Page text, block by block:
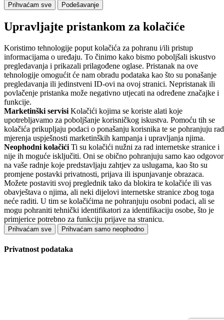
Prihvaćam sve Podešavanje
Upravljajte pristankom za kolačiće
Koristimo tehnologije poput kolačića za pohranu i/ili pristup
informacijama o uređaju. To činimo kako bismo poboljšali iskustvo
pregledavanja i prikazali prilagođene oglase. Pristanak na ove
tehnologije omogućit će nam obradu podataka kao što su ponašanje
pregledavanja ili jedinstveni ID-ovi na ovoj stranici. Nepristanak ili
povlačenje pristanka može negativno utjecati na određene značajke i
funkcije.
Marketinški servisi Kolačići kojima se koriste alati koje
upotrebljavamo za poboljšanje korisničkog iskustva. Pomoću tih se
kolačića prikupljaju podaci o ponašanju korisnika te se pohranjuju
mjerenja uspješnosti marketinških kampanja i upravljanja njima.
Neophodni kolačići Ti su kolačići nužni za rad internetske stranice i
nije ih moguće isključiti. Oni se obično pohranjuju samo kao odgovor
na vaše radnje koje predstavljaju zahtjev za uslugama, kao što su
promjene postavki privatnosti, prijava ili ispunjavanje obrazaca.
Možete postaviti svoj preglednik tako da blokira te kolačiće ili vas
obavještava o njima, ali neki dijelovi internetske stranice zbog toga
neće raditi. U tim se kolačićima ne pohranjuju osobni podaci, ali se
mogu pohraniti tehnički identifikatori za identifikaciju osobe, što je
primjerice potrebno za funkciju prijave na stranicu.
Prihvaćam sve Prihvaćam samo neophodno
Privatnost podataka